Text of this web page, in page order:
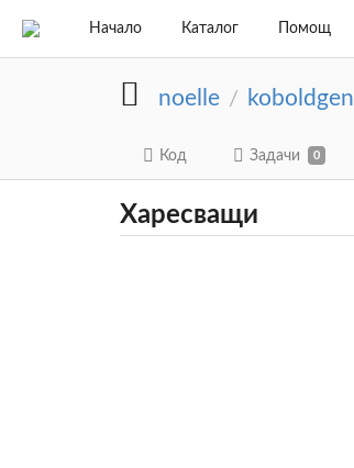
Начало Каталог Помощ
noelle / koboldgen
Код Задачи 0
Харесващи